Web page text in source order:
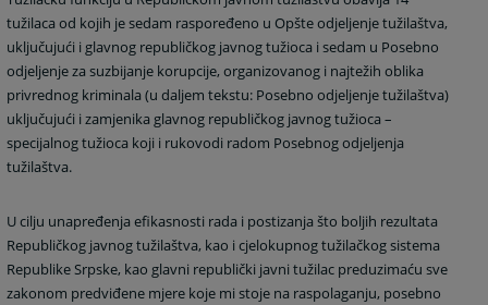
tužilaca od kojih je sedam raspoređeno u Opšte odjeljenje tužilaštva,
uključujući i glavnog republičkog javnog tužioca i sedam u Posebno
odjeljenje za suzbijanje korupcije, organizovanog i najtežih oblika
privrednog kriminala (u daljem tekstu: Posebno odjeljenje tužilaštva)
uključujući i zamjenika glavnog republičkog javnog tužioca –
specijalnog tužioca koji i rukovodi radom Posebnog odjeljenja
tužilaštva.
U cilju unapređenja efikasnosti rada i postizanja što boljih rezultata
Republičkog javnog tužilaštva, kao i cjelokupnog tužilačkog sistema
Republike Srpske, kao glavni republički javni tužilac preduzimaću sve
zakonom predviđene mjere koje mi stoje na raspolaganju, posebno